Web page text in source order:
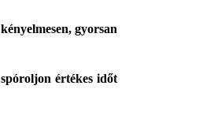
kényelmesen, gyorsan
spóroljon értékes időt